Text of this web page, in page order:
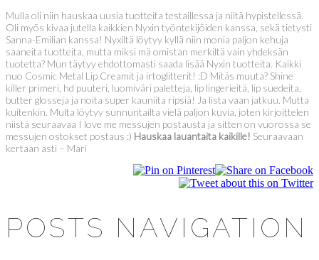
Mulla oli niin hauskaa uusia tuotteita testaillessa ja niitä hypistellessä.
Oli myös kivaa jutella kaikkien Nyxin työntekijöiden kanssa, sekä tietysti
Sanna-Emilian kanssa! Nyxiltä löytyy kyllä niin monia paljon kehuja
saaneita tuotteita, mutta miksi mä omistan merkiltä vain yhdeksän
tuotetta? Mun täytyy ehdottomasti saada lisää Nyxin tuotteita. Kaikki
nuo Cosmic Metal Lip Creamit ja irtoglitterit! :D Mitäs muuta? Shine
killer primeri, hd puuteri, luomiväri paletteja, lip lingerieitä, lip suedeita,
butter glosseja ja noita super kauniita ripsiä! Ja lista vaan jatkuu. Mutta
kuitenkin. Multa löytyy sunnuntailta vielä paljon kuvia, joten kirjoittelen
niistä seuraavaa I love me messujen postausta ja sitten on vuorossa se
messujen ostokset postaus :) Hauskaa lauantaita kaikille! Seuraavaan
kertaan asti – Mari
POSTS NAVIGATION